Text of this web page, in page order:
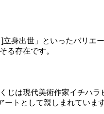
身出世」といったバリエ
る存在です。
は現代美術作家イチハラ
トとして親しまれています